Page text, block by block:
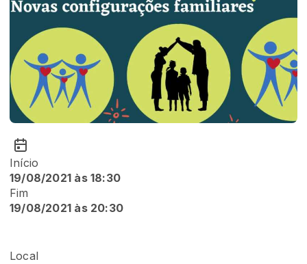
Início
19/08/2021 às 18:30
Fim
19/08/2021 às 20:30
Local